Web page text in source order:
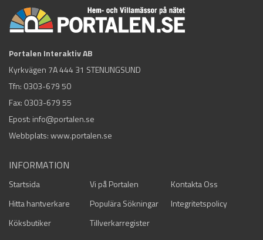
Portalen Interaktiv AB
Kyrkvägen 7A 444 31 STENUNGSUND
Tfn: 0303-679 50
Fax: 0303-679 55
Epost: info@portalen.se
Webbplats: www.portalen.se
INFORMATION
Startsida Vi på Portalen
Kontakta Oss
Hitta hantverkare
Populära Sökningar
Integritetspolicy
Köksbutiker
Tillverkarregister